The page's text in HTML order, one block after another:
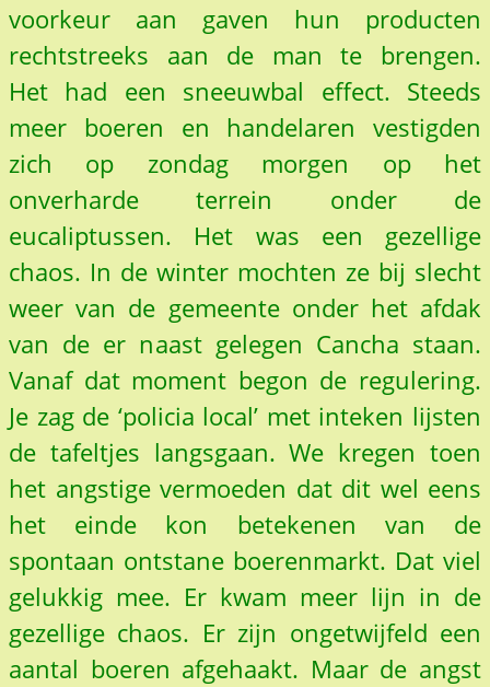
voorkeur aan gaven hun producten
rechtstreeks aan de man te brengen.
Het had een sneeuwbal effect. Steeds
meer boeren en handelaren vestigden
zich op zondag morgen op het
onverharde terrein onder de
eucaliptussen. Het was een gezellige
chaos. In de winter mochten ze bij slecht
weer van de gemeente onder het afdak
van de er naast gelegen Cancha staan.
Vanaf dat moment begon de regulering.
Je zag de ‘policia local’ met inteken lijsten
de tafeltjes langsgaan. We kregen toen
het angstige vermoeden dat dit wel eens
het einde kon betekenen van de
spontaan ontstane boerenmarkt. Dat viel
gelukkig mee. Er kwam meer lijn in de
gezellige chaos. Er zijn ongetwijfeld een
aantal boeren afgehaakt. Maar de angst